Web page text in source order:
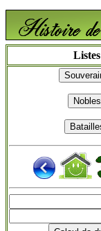
Listes